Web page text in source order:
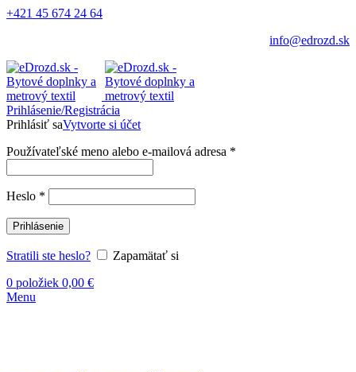
+421 45 674 24 64
info@edrozd.sk
Prihlásenie/Registrácia
Prihlásiť saVytvorte si účet
Používateľské meno alebo e-mailová adresa *
Heslo *
Prihlásenie
Stratili ste heslo?
Zapamätať si
0 položiek 0,00 €
Menu